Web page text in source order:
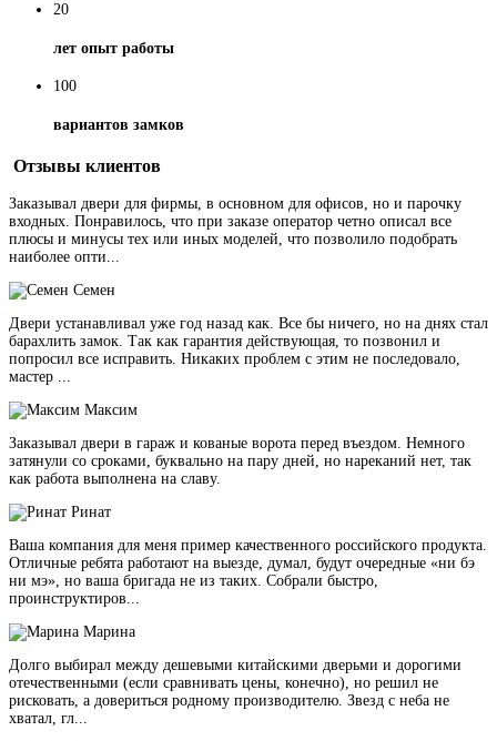
20
лет опыт работы
100
вариантов замков
Отзывы клиентов
Заказывал двери для фирмы, в основном для офисов, но и парочку
входных. Понравилось, что при заказе оператор четно описал все
плюсы и минусы тех или иных моделей, что позволило подобрать
наиболее опти...
Семен
Двери устанавливал уже год назад как. Все бы ничего, но на днях стал
барахлить замок. Так как гарантия действующая, то позвонил и
попросил все исправить. Никаких проблем с этим не последовало,
мастер ...
Максим
Заказывал двери в гараж и кованые ворота перед въездом. Немного
затянули со сроками, буквально на пару дней, но нареканий нет, так
как работа выполнена на славу.
Ринат
Ваша компания для меня пример качественного российского продукта.
Отличные ребята работают на выезде, думал, будут очередные «ни бэ
ни мэ», но ваша бригада не из таких. Собрали быстро,
проинструктиров...
Марина
Долго выбирал между дешевыми китайскими дверьми и дорогими
отечественными (если сравнивать цены, конечно), но решил не
рисковать, а довериться родному производителю. Звезд с неба не
хватал, гл...